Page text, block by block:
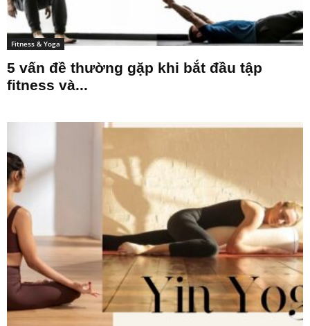
Fitness & Yoga
5 vấn đề thường gặp khi bắt đầu tập
fitness và...